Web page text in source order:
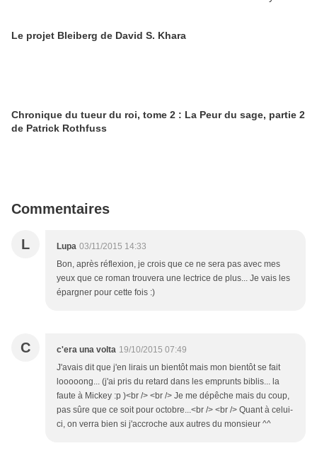
Le projet Bleiberg de David S. Khara
Chronique du tueur du roi, tome 2 : La Peur du sage, partie 2
de Patrick Rothfuss
Commentaires
L Lupa 03/11/2015 14:33
Bon, après réflexion, je crois que ce ne sera pas avec mes
yeux que ce roman trouvera une lectrice de plus... Je vais les
épargner pour cette fois :)
C c'era una volta 19/10/2015 07:49
J'avais dit que j'en lirais un bientôt mais mon bientôt se fait
looooong... (j'ai pris du retard dans les emprunts biblis... la
faute à Mickey :p )<br /> <br /> Je me dépêche mais du coup,
pas sûre que ce soit pour octobre...<br /> <br /> Quant à celui-
ci, on verra bien si j'accroche aux autres du monsieur ^^